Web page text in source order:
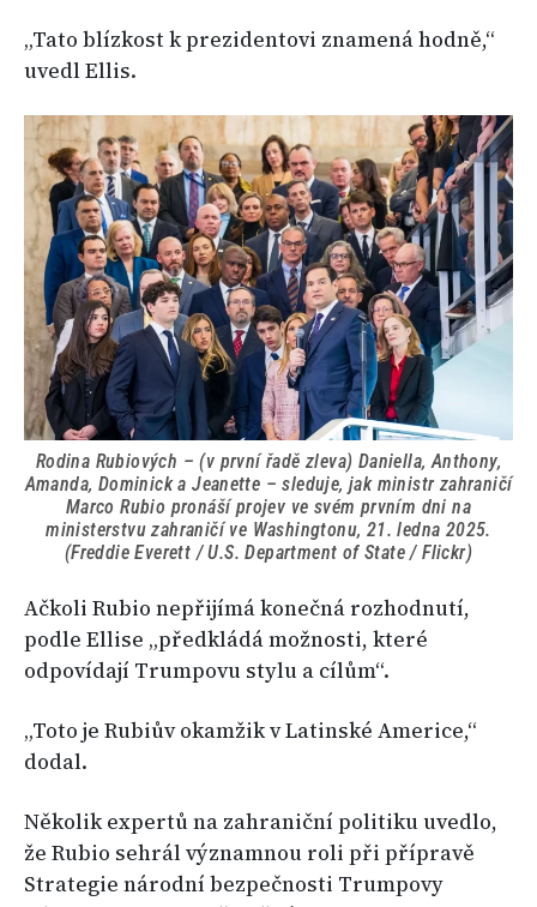
„Tato blízkost k prezidentovi znamená hodně,“
uvedl Ellis.
Rodina Rubiových – (v první řadě zleva) Daniella, Anthony,
Amanda, Dominick a Jeanette – sleduje, jak ministr zahraničí
Marco Rubio pronáší projev ve svém prvním dni na
ministerstvu zahraničí ve Washingtonu, 21. ledna 2025.
(Freddie Everett / U.S. Department of State / Flickr)
Ačkoli Rubio nepřijímá konečná rozhodnutí,
podle Ellise „předkládá možnosti, které
odpovídají Trumpovu stylu a cílům“.
„Toto je Rubiův okamžik v Latinské Americe,“
dodal.
Několik expertů na zahraniční politiku uvedlo,
že Rubio sehrál významnou roli při přípravě
Strategie národní bezpečnosti Trumpovy